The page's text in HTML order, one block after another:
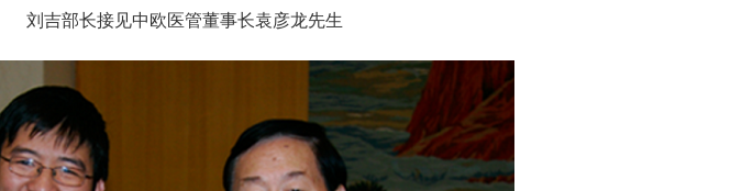
刘吉部长接见中欧医管董事长袁彦龙先生